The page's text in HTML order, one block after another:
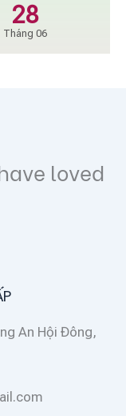
28
Tháng 06
loved
An Hội Đông,